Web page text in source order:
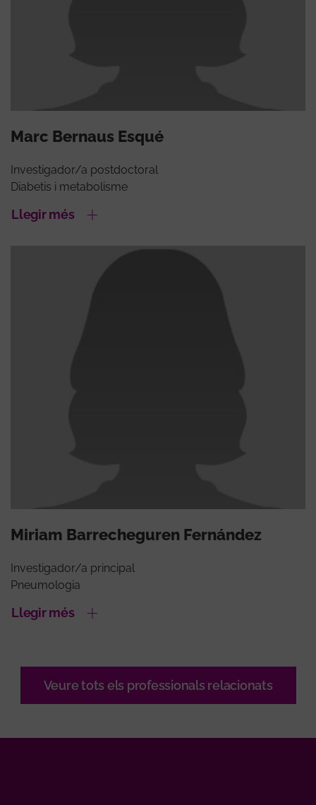
Marc Bernaus Esqué
Investigador/a postdoctoral
Diabetis i metabolisme
Llegir més
Miriam Barrecheguren Fernández
Investigador/a principal
Pneumologia
Llegir més
Veure tots els professionals relacionats